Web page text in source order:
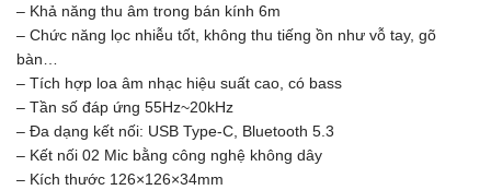
– Khả năng thu âm trong bán kính 6m
– Chức năng lọc nhiễu tốt, không thu tiếng ồn như vỗ tay, gõ
bàn…
– Tích hợp loa âm nhạc hiệu suất cao, có bass
– Tần số đáp ứng 55Hz~20kHz
– Đa dạng kết nối: USB Type-C, Bluetooth 5.3
– Kết nối 02 Mic bằng công nghệ không dây
– Kích thước 126×126×34mm